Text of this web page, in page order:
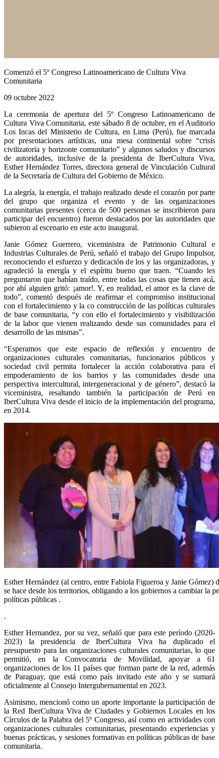
Comenzó el 5º Congreso Latinoamericano de Cultura Viva
Comunitaria
09 octubre 2022
La ceremonia de apertura del 5º Congreso Latinoamericano de
Cultura Viva Comunitaria, este sábado 8 de octubre, en el Auditorio
Los Incas del Ministerio de Cultura, en Lima (Perú), fue marcada
por presentaciones artísticas, una mesa continental sobre “crisis
civilizatoria y horizonte comunitario” y algunos saludos y discursos
de autoridades, inclusive de la presidenta de IberCultura Viva,
Esther Hernández Torres, directora general de Vinculación Cultural
de la Secretaría de Cultura del Gobierno de México.
La alegría, la energía, el trabajo realizado desde el corazón por parte
del grupo que organiza el evento y de las organizaciones
comunitarias presentes (cerca de 500 personas se inscribieron para
participar del encuentro) fueron destacados por las autoridades que
subieron al escenario en este acto inaugural.
Janie Gómez Guerrero, viceministra de Patrimonio Cultural e
Industrias Culturales de Perú, señaló el trabajo del Grupo Impulsor,
reconociendo el esfuerzo y dedicación de los y las organizadoras, y
agradeció la energía y el espíritu bueno que traen. “Cuando les
preguntaron que habían traído, entre todas las cosas que tienen acá,
por ahí alguien gritó: ¡amor!. Y, en realidad, el amor es la clave de
todo”, comentó después de reafirmar el compromiso institucional
con el fortalecimiento y la co construcción de las políticas culturales
de base comunitaria, “y con ello el fortalecimiento y visibilización
de la labor que vienen realizando desde sus comunidades para el
desarrollo de las mismas”.
“Esperamos que este espacio de reflexión y encuentro de
organizaciones culturales comunitarias, funcionarios públicos y
sociedad civil permita fortalecer la acción colaborativa para el
empoderamiento de los barrios y las comunidades desde una
perspectiva intercultural, intergeneracional y de género”, destacó la
viceministra, resaltando también la participación de Perú en
IberCultura Viva desde el inicio de la implementación del programa,
en 2014.
Esther Hernández (al centro, entre Fabiola Figueroa y Janie Gómez)
se hace desde los territorios, obligando a los gobiernos a cambiar la
políticas públicas .
.
Esther Hernandez, por su vez, señaló que para este período (2020-
2023) la presidencia de IberCultura Viva ha duplicado el
presupuesto para las organizaciones culturales comunitarias, lo que
permitió, en la Convocatoria de Movilidad, apoyar a 61
organizaciones de los 11 países que forman parte de la red, además
de Paraguay, que está como país invitado este año y se sumará
oficialmente al Consejo Intergubernamental en 2023.
Asimismo, mencionó como un aporte importante la participación de
la Red IberCultura Viva de Ciudades y Gobiernos Locales en los
Círculos de la Palabra del 5º Congreso, así como en actividades con
organizaciones culturales comunitarias, presentando experiencias y
buenas prácticas, y sesiones formativas en políticas públicas de base
comunitaria.